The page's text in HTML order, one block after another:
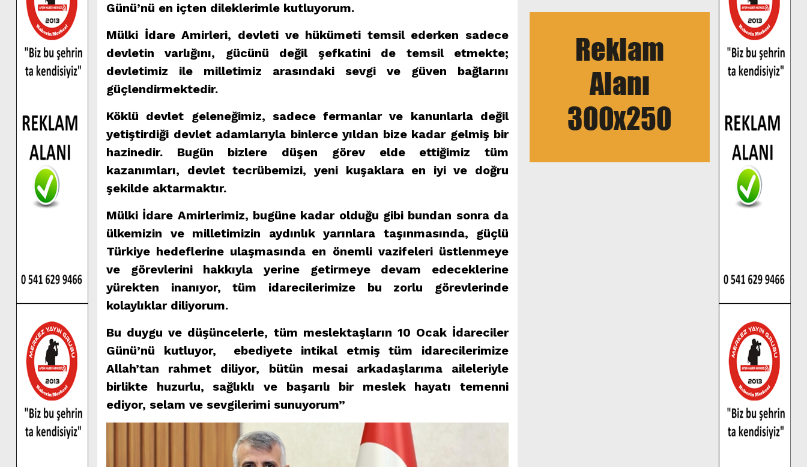
Günü’nü en içten dileklerimle kutluyorum.
Mülki İdare Amirleri, devleti ve hükümeti temsil ederken sadece
devletin varlığını, gücünü değil şefkatini de temsil etmekte;
devletimiz ile milletimiz arasındaki sevgi ve güven bağlarını
güçlendirmektedir.
Köklü devlet geleneğimiz, sadece fermanlar ve kanunlarla değil
yetiştirdiği devlet adamlarıyla binlerce yıldan bize kadar gelmiş bir
hazinedir. Bugün bizlere düşen görev elde ettiğimiz tüm
kazanımları, devlet tecrübemizi, yeni kuşaklara en iyi ve doğru
şekilde aktarmaktır.
Mülki İdare Amirlerimiz, bugüne kadar olduğu gibi bundan sonra da
ülkemizin ve milletimizin aydınlık yarınlara taşınmasında, güçlü
Türkiye hedeflerine ulaşmasında en önemli vazifeleri üstlenmeye
ve görevlerini hakkıyla yerine getirmeye devam edeceklerine
yürekten inanıyor, tüm idarecilerimize bu zorlu görevlerinde
kolaylıklar diliyorum.
Bu duygu ve düşüncelerle, tüm meslektaşların 10 Ocak İdareciler
Günü’nü kutluyor, ebediyete intikal etmiş tüm idarecilerimize
Allah’tan rahmet diliyor, bütün mesai arkadaşlarıma aileleriyle
birlikte huzurlu, sağlıklı ve başarılı bir meslek hayatı temenni
ediyor, selam ve sevgilerimi sunuyorum”